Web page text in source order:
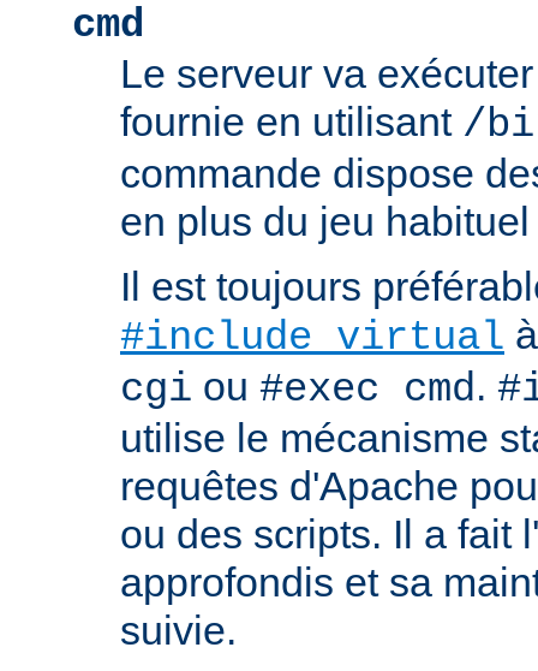
cmd
Le serveur va
fournie en utilisant /
commande dispose
en plus du jeu
Il est toujours
#include virtual
cgi ou #exec cmd.
utilise le mécanisme
requêtes d'Apache
ou des scripts. Il a fait
approfondis et sa
suivie.